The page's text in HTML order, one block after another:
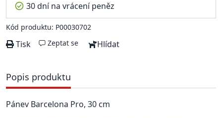
30 dní na vrácení peněz
Kód produktu: P00030702
Tisk Zeptat se Hlídat
Popis produktu
Pánev Barcelona Pro, 30 cm